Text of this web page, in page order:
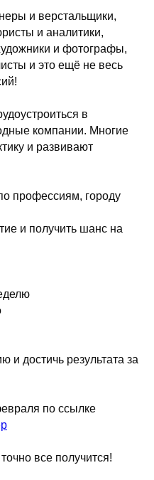
и верстальщики,
и аналитики,
и фотографы,
и это ещё не весь
в
компании. Многие
и развивают
профессиям, городу
и получить шанс на
и достичь результата за
по ссылке
все получится!